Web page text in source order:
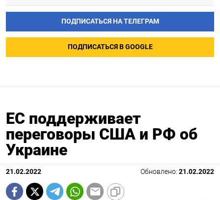
ПОДПИСАТЬСЯ НА ТЕЛЕГРАМ
ПОДПИСАТЬСЯ В GOOGLE
ЕС поддерживает
переговоры США и РФ об
Украине
21.02.2022 Обновлено: 21.02.2022